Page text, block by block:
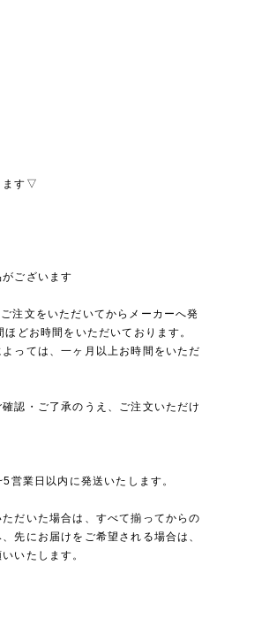
ます▽
ございます
注文をいただいてからメーカーへ発
どお時間をいただいております。
っては、一ヶ月以上お時間をいただ
認・ご了承のうえ、ご注文いただけ
営業日以内に発送いたします。
だいた場合は、すべて揃ってからの
先にお届けをご希望される場合は、
いたします。